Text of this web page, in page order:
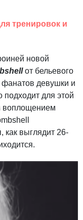
тренировок и
новой
от бельевого
девушки и
подходит для этой
воплощением
как выглядит 26-